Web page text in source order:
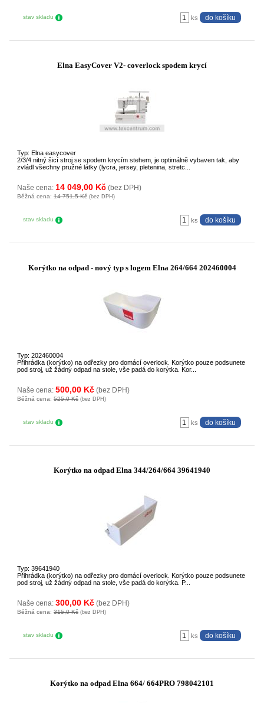
stav skladu ks
Elna EasyCover V2- coverlock spodem krycí
Typ: Elna easycover
2/3/4 nitný šicí stroj se spodem krycím stehem, je optimálně vybaven tak, aby
zvládl všechny pružné látky (lycra, jersey, pletenina, stretc...
Naše cena: 14 049,00 Kč (bez DPH)
Běžná cena: 14 751,5 Kč (bez DPH)
stav skladu ks
Korýtko na odpad - nový typ s logem Elna 264/664 202460004
Typ: 202460004
Přihrádka (korýtko) na odřezky pro domácí overlock. Korýtko pouze podsunete
pod stroj, už žádný odpad na stole, vše padá do korýtka. Kor...
Naše cena: 500,00 Kč (bez DPH)
Běžná cena: 525,0 Kč (bez DPH)
stav skladu ks
Korýtko na odpad Elna 344/264/664 39641940
Typ: 39641940
Přihrádka (korýtko) na odřezky pro domácí overlock. Korýtko pouze podsunete
pod stroj, už žádný odpad na stole, vše padá do korýtka. P...
Naše cena: 300,00 Kč (bez DPH)
Běžná cena: 315,0 Kč (bez DPH)
stav skladu ks
Korýtko na odpad Elna 664/ 664PRO 798042101